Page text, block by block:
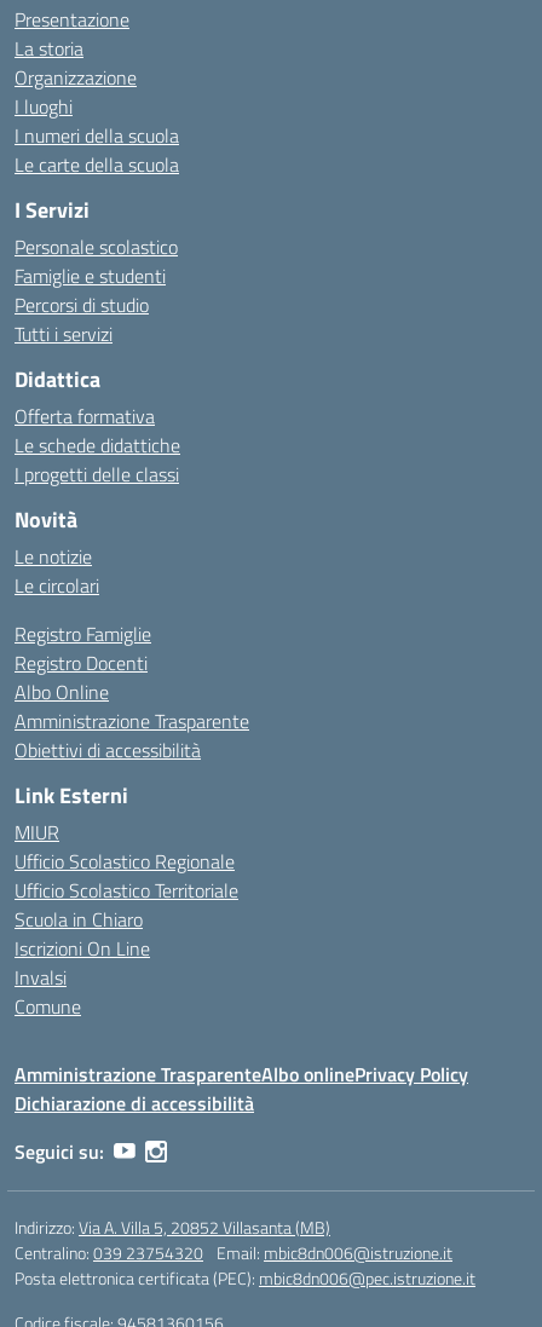
Presentazione
La storia
Organizzazione
I luoghi
I numeri della scuola
Le carte della scuola
I Servizi
Personale scolastico
Famiglie e studenti
Percorsi di studio
Tutti i servizi
Didattica
Offerta formativa
Le schede didattiche
I progetti delle classi
Novità
Le notizie
Le circolari
Registro Famiglie
Registro Docenti
Albo Online
Amministrazione Trasparente
Obiettivi di accessibilità
Link Esterni
MIUR
Ufficio Scolastico Regionale
Ufficio Scolastico Territoriale
Scuola in Chiaro
Iscrizioni On Line
Invalsi
Comune
Amministrazione TrasparenteAlbo onlinePrivacy Policy
Dichiarazione di accessibilità
Seguici su:
Indirizzo:Via A. Villa 5, 20852 Villasanta (MB)
Centralino:039 23754320 Email: mbic8dn006@istruzione.it
Posta elettronica certificata (PEC): mbic8dn006@pec.istruzione.it